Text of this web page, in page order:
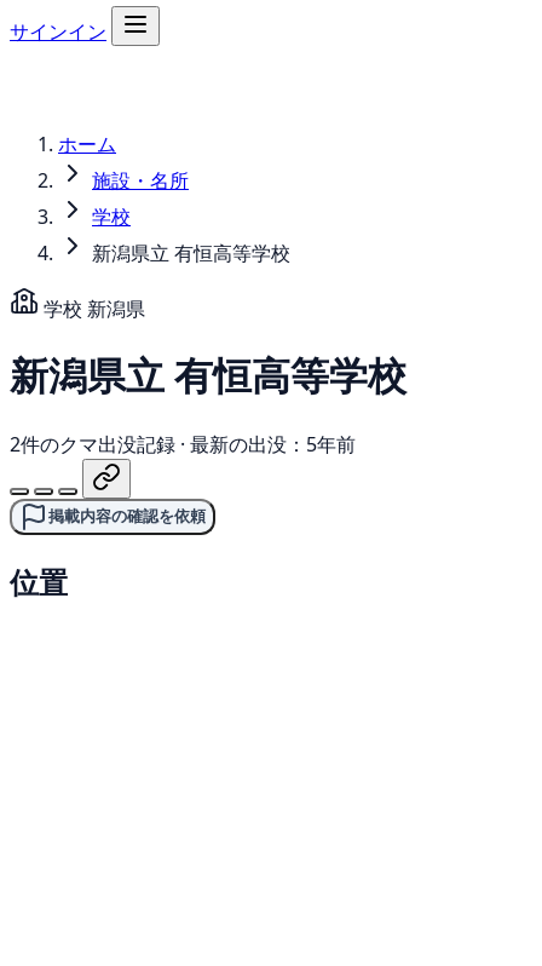
サインイン
ホーム
施設・名所
学校
新潟県立 有恒高等学校
学校 新潟県
新潟県立 有恒高等学校
2件のクマ出没記録 · 最新の出没：5年前
掲載内容の確認を依頼
位置